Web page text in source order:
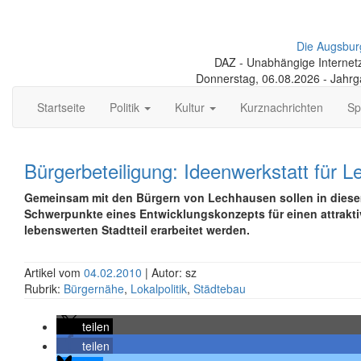
Die
DAZ - Unabhängige
Donnerstag, 06.08.2026 -
Startseite
Politik Kultur Kurznachrichten
Bürgerbeteiligung: Ideenwerkstatt für
Gemeinsam mit den Bürgern von Lechhausen sollen in
Schwerpunkte eines Entwicklungskonzepts für einen
lebenswerten Stadtteil erarbeitet werden.
Artikel vom 04.02.2010 | Autor: sz
Rubrik: Bürgernähe, Lokalpolitik, Städtebau
teilen
teilen